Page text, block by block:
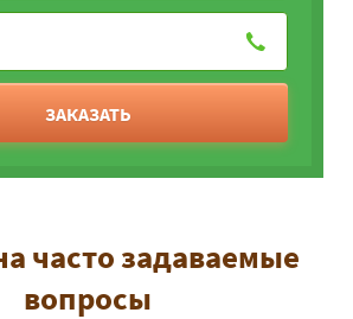
ЗАКАЗАТЬ
часто задаваемые
вопросы